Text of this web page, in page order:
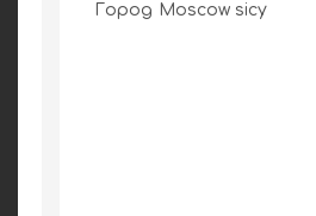
Город Moscow sicy